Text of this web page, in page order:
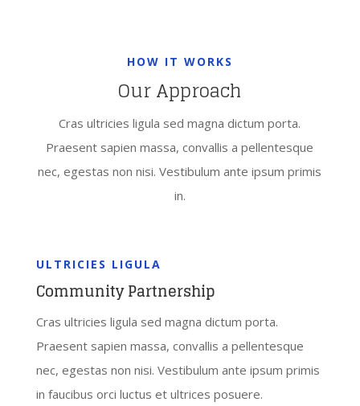
HOW IT WORKS
Our Approach
Cras ultricies ligula sed magna dictum porta.
Praesent sapien massa, convallis a pellentesque
nec, egestas non nisi. Vestibulum ante ipsum primis
in.
ULTRICIES LIGULA
Community Partnership
Cras ultricies ligula sed magna dictum porta.
Praesent sapien massa, convallis a pellentesque
nec, egestas non nisi. Vestibulum ante ipsum primis
in faucibus orci luctus et ultrices posuere.